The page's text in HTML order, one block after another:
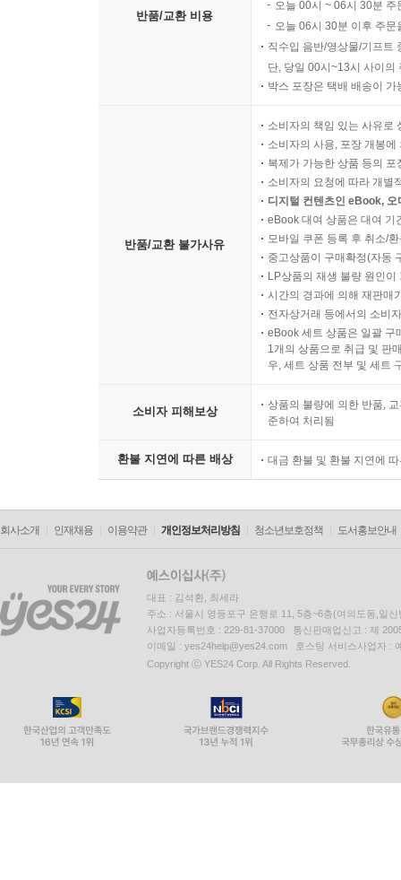
반품/교환 비용
오늘 00시 ~ 06시 30분
오늘 06시 30분 이후 주
직수입 음반/영상물/기프트
단, 당일 00시~13시 사이의
박스 포장은 택배 배송이
반품/교환 불가사유
소비자의 책임 있는 사유로
소비자의 사용, 포장 개봉
복제가 가능한 상품 등의
소비자의 요청에 따라 개별
디지털 컨텐츠인 eBook,
eBook 대여 상품은 대여 기
모바일 쿠폰 등록 후 취소/
중고상품이 구매확정(자동
LP상품의 재생 불량 원인
시간의 경과에 의해 재판매
전자상거래 등에서의 소비
eBook 세트 상품은 일괄 구
1개의 상품으로 취급 및 판
우, 세트 상품 전부 및 세트
소비자 피해보상
상품의 불량에 의한 반품,
준하여 처리됨
환불 지연에 따른 배상 대금 환불 및 환불 지연에
회사소개 인재채용 이용약관 개인정보처리방침 청소년보호정책 도서홍보안내
대표 : 김석환, 최세라
주소 : 서울시 영등포구 은행로 11, 5층~6층(여의도동,일신
사업자등록번호 : 229-81-37000 통신판매업신고 : 제
이메일 : yes24help@yes24.com 호스팅 서비스사업자 :
Copyright ⓒ YES24 Corp. All Rights Reserved.